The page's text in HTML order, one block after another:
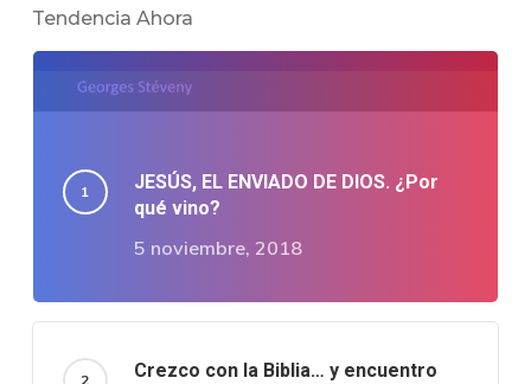
Tendencia Ahora
JESÚS, EL ENVIADO DE DIOS. ¿Por
qué vino?
5 noviembre, 2018
Crezco con la Biblia… y encuentro